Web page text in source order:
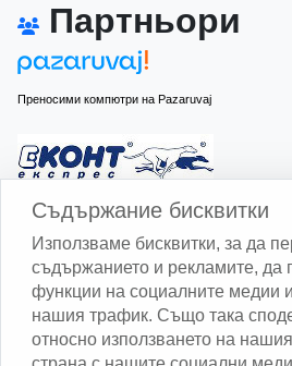
Партньори
Преносими компютри на Pazaruvaj
Изчисли доставката с Еконт
Изчисли доставката със Спиди
Съдържание бисквитки
Използваме бисквитки, за да
съдържанието и рекламите, да
функции на социалните медии
нашия трафик. Също така
относно използването на